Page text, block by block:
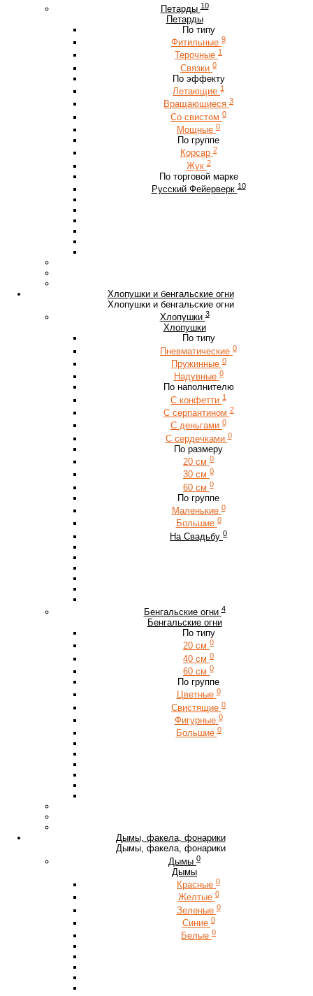
Петарды 10
Петарды
По типу
Фитильные 9
Терочные 1
Связки 0
По эффекту
Летающие 1
Вращающиеся 3
Со свистом 0
Мощные 0
По группе
Корсар 2
Жук 2
По торговой марке
Русский Фейерверк 10
Хлопушки и бенгальские огни
Хлопушки и бенгальские огни
Хлопушки 3
Хлопушки
По типу
Пневматические 0
Пружинные 0
Надувные 0
По наполнителю
С конфетти 1
С серпантином 2
С деньгами 0
С сердечками 0
По размеру
20 см 0
30 см 0
60 см 0
По группе
Маленькие 0
Большие 0
На Свадьбу 0
Бенгальские огни 4
Бенгальские огни
По типу
20 см 0
40 см 0
60 см 0
По группе
Цветные 0
Свистящие 0
Фигурные 0
Большие 0
Дымы, факела, фонарики
Дымы, факела, фонарики
Дымы 0
Дымы
Красные 0
Желтые 0
Зеленые 0
Синие 0
Белые 0